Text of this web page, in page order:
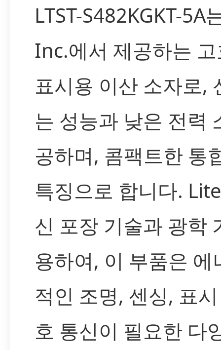
LTST-S482KGKT-5A
Inc.에서 제공하는
표시용 이산 소자로,
는 성능과 낮은 전력
공하며, 콤팩트한 통
특징으로 합니다.
신 포장 기술과 광학
용하여, 이 부품은 에
적인 조명, 센싱, 표
호 통신이 필요한 다